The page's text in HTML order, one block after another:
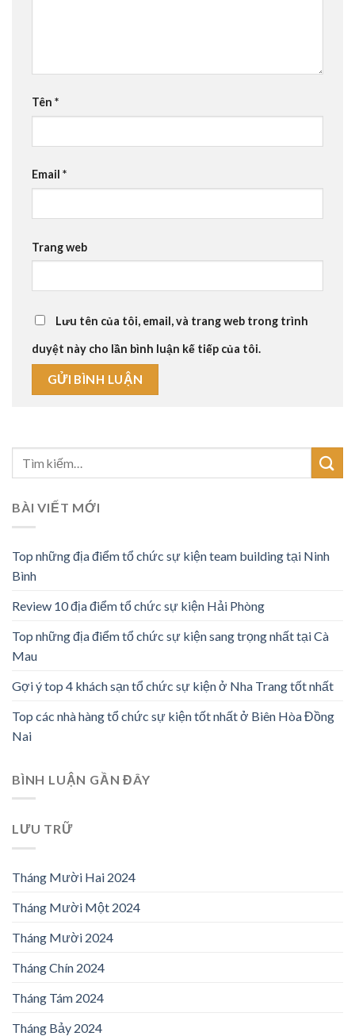
Tên *
Email *
Trang web
Lưu tên của tôi, email, và trang web trong trình
duyệt này cho lần bình luận kế tiếp của tôi.
BÀI VIẾT MỚI
Top những địa điểm tổ chức sự kiện team building tại Ninh
Bình
Review 10 địa điểm tổ chức sự kiện Hải Phòng
Top những địa điểm tổ chức sự kiện sang trọng nhất tại Cà
Mau
Gợi ý top 4 khách sạn tổ chức sự kiện ở Nha Trang tốt nhất
Top các nhà hàng tổ chức sự kiện tốt nhất ở Biên Hòa Đồng
Nai
BÌNH LUẬN GẦN ĐÂY
LƯU TRỮ
Tháng Mười Hai 2024
Tháng Mười Một 2024
Tháng Mười 2024
Tháng Chín 2024
Tháng Tám 2024
Tháng Bảy 2024